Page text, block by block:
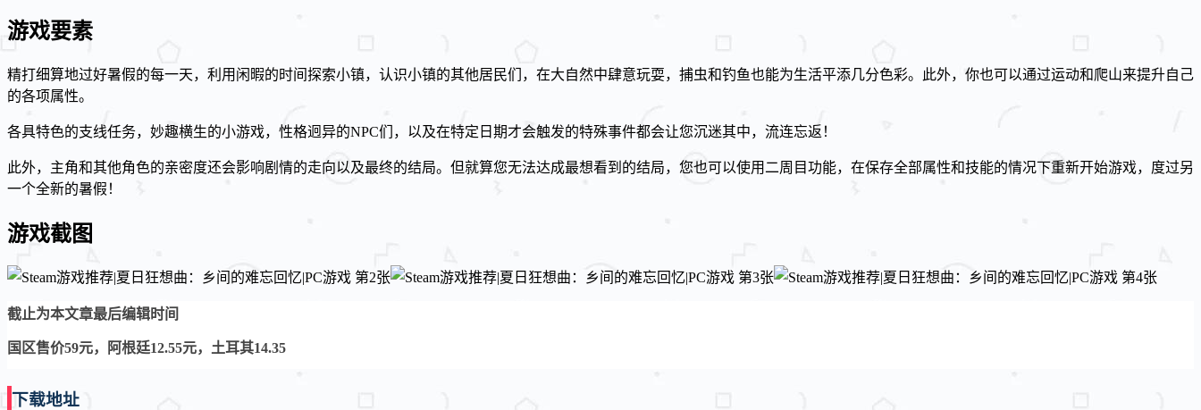
游戏要素
精打细算地过好暑假的每一天，利用闲暇的时间探索小镇，认识小镇的其他居民们，在大自然中肆意玩耍，捕虫和钓鱼也能为生活平添几分色彩。此外，你也可以通过运动和爬山来提升自己
的各项属性。
各具特色的支线任务，妙趣横生的小游戏，性格迥异的NPC们，以及在特定日期才会触发的特殊事件都会让您沉迷其中，流连忘返！
此外，主角和其他角色的亲密度还会影响剧情的走向以及最终的结局。但就算您无法达成最想看到的结局，您也可以使用二周目功能，在保存全部属性和技能的情况下重新开始游戏，度过另
一个全新的暑假！
游戏截图
截止为本文章最后编辑时间
国区售价59元，阿根廷12.55元，土耳其14.35
下载地址